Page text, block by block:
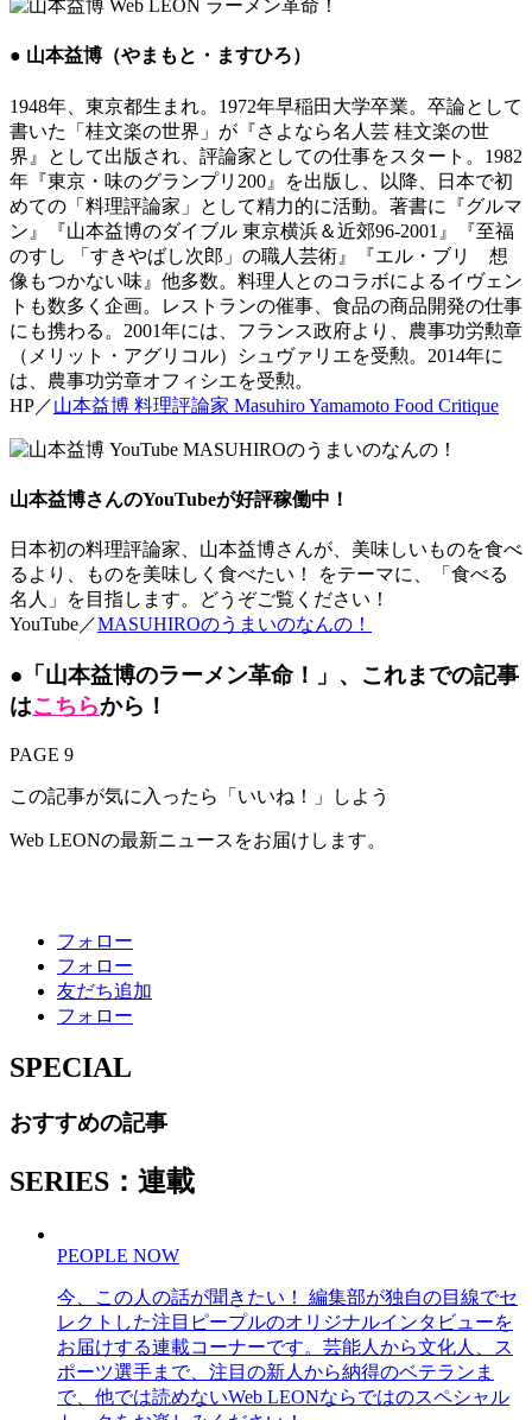
● 山本益博（やまもと・ますひろ）
1948年、東京都生まれ。1972年早稲田大学卒業。卒論として
書いた「桂文楽の世界」が『さよなら名人芸 桂文楽の世
界』として出版され、評論家としての仕事をスタート。1982
年『東京・味のグランプリ200』を出版し、以降、日本で初
めての「料理評論家」として精力的に活動。著書に『グルマ
ン』『山本益博のダイブル 東京横浜＆近郊96-2001』『至福
のすし 「すきやばし次郎」の職人芸術』『エル・ブリ 想
像もつかない味』他多数。料理人とのコラボによるイヴェン
トも数多く企画。レストランの催事、食品の商品開発の仕事
にも携わる。2001年には、フランス政府より、農事功労勲章
（メリット・アグリコル）シュヴァリエを受勲。2014年に
は、農事功労章オフィシエを受勲。
HP／山本益博 料理評論家 Masuhiro Yamamoto Food Critique
山本益博さんのYouTubeが好評稼働中！
日本初の料理評論家、山本益博さんが、美味しいものを食べ
るより、ものを美味しく食べたい！ をテーマに、「食べる
名人」を目指します。どうぞご覧ください！
YouTube／MASUHIROのうまいのなんの！
● 「山本益博のラーメン革命！」、これまでの記事
はこちらから！
PAGE 9
この記事が気に入ったら「いいね！」しよう
Web LEONの最新ニュースをお届けします。
フォロー
フォロー
友だち追加
フォロー
SPECIAL
おすすめの記事
SERIES：連載
PEOPLE NOW
今、この人の話が聞きたい！ 編集部が独自の目線でセ
レクトした注目ピープルのオリジナルインタビューを
お届けする連載コーナーです。芸能人から文化人、ス
ポーツ選手まで、注目の新人から納得のベテランま
で、他では読めないWeb LEONならではのスペシャル